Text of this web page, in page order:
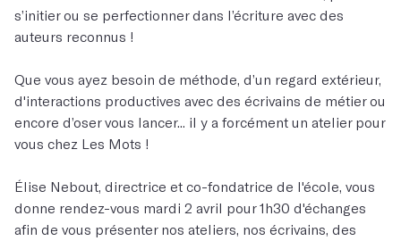
s’initier ou se perfectionner dans l’écriture avec des
auteurs reconnus !
Que vous ayez besoin de méthode, d’un regard extérieur,
d'interactions productives avec des écrivains de métier ou
encore d’oser vous lancer... il y a forcément un atelier pour
vous chez Les Mots !
Élise Nebout, directrice et co-fondatrice de l'école, vous
donne rendez-vous mardi 2 avril pour 1h30 d'échanges
afin de vous présenter nos ateliers, nos écrivains, des